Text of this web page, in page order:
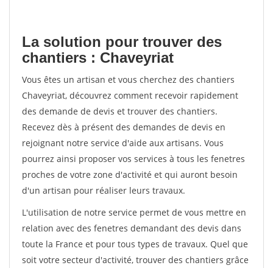
La solution pour trouver des
chantiers : Chaveyriat
Vous êtes un artisan et vous cherchez des chantiers
Chaveyriat, découvrez comment recevoir rapidement
des demande de devis et trouver des chantiers.
Recevez dès à présent des demandes de devis en
rejoignant notre service d'aide aux artisans. Vous
pourrez ainsi proposer vos services à tous les fenetres
proches de votre zone d'activité et qui auront besoin
d'un artisan pour réaliser leurs travaux.
L'utilisation de notre service permet de vous mettre en
relation avec des fenetres demandant des devis dans
toute la France et pour tous types de travaux. Quel que
soit votre secteur d'activité, trouver des chantiers grâce